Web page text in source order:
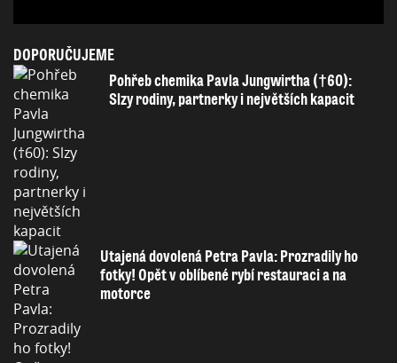
DOPORUČUJEME
Pohřeb chemika Pavla Jungwirtha (†60):
Slzy rodiny, partnerky i největších kapacit
Utajená dovolená Petra Pavla: Prozradily ho
fotky! Opět v oblíbené rybí restauraci a na
motorce